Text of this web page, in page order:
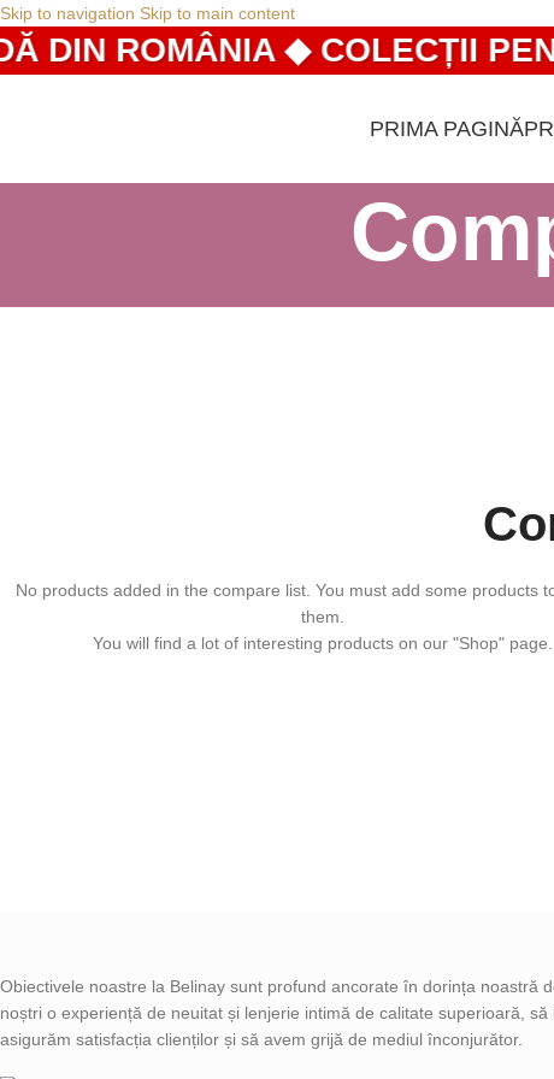
Skip to navigation Skip to main content
DIN ROMÂNIA ◆ COLECȚII
PRIMA PAGINĂ
No products added in the compare list. You must add some products
them.
You will find a lot of interesting products on our "Shop" page.
Obiectivele noastre la Belinay sunt profund ancorate în dorința noastră
noștri o experiență de neuitat și lenjerie intimă de calitate superioară, să
asigurăm satisfacția clienților și să avem grijă de mediul înconjurător.